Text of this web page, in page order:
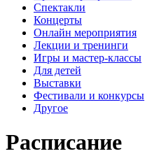
Спектакли
Концерты
Онлайн мероприятия
Лекции и тренинги
Игры и мастер-классы
Для детей
Выставки
Фестивали и конкурсы
Другое
Расписание